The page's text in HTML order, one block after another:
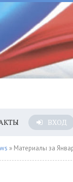
ВХОД
» Материалы за Январь 2023 года » Страница